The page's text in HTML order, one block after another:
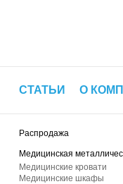
СТАТЬИ О
Распродажа
Медицинская
Медицинские кровати
Медицинские шкафы